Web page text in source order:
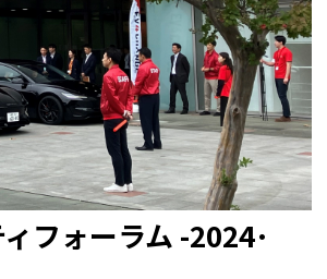
フォーラム -2024･